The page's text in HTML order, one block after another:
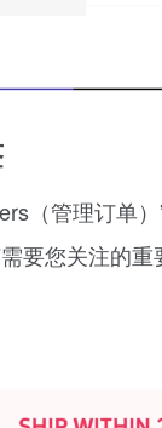
（管理订单
要您关注的